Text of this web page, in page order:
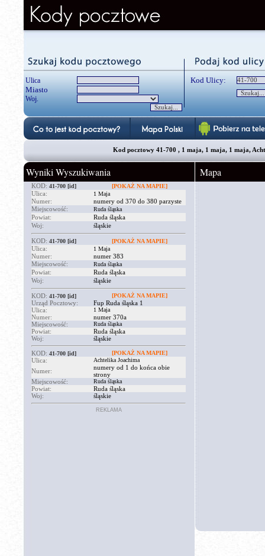
Ulica
Miasto
Woj.
Kod Ulicy:
Kod pocztowy 41-700 , 1 maja, 1 maja, 1 maja,
Wyniki Wyszukiwania
KOD: 41-700 [id] [POKAŻ NA MAPIE]
Ulica: 1 Maja
Numer:
numery od 370 do 380 parzyste
Miejscowość:
Ruda śląska
Powiat:
Ruda śląska
Woj:
śląskie
KOD: 41-700 [id] [POKAŻ NA MAPIE]
Ulica: 1 Maja
Numer:
numer 383
Miejscowość:
Ruda śląska
Powiat:
Ruda śląska
Woj:
śląskie
KOD: 41-700 [id] [POKAŻ NA MAPIE]
Urząd Pocztowy:
Fup Ruda śląska 1
Ulica:
1 Maja
Numer:
numer 370a
Miejscowość:
Ruda śląska
Powiat:
Ruda śląska
Woj:
śląskie
KOD: 41-700 [id] [POKAŻ NA MAPIE]
Ulica: Achtelika Joachima
Numer:
numery od 1 do końca obie
strony
Miejscowość:
Ruda śląska
Powiat:
Ruda śląska
Woj:
śląskie
REKLAMA
Mapa